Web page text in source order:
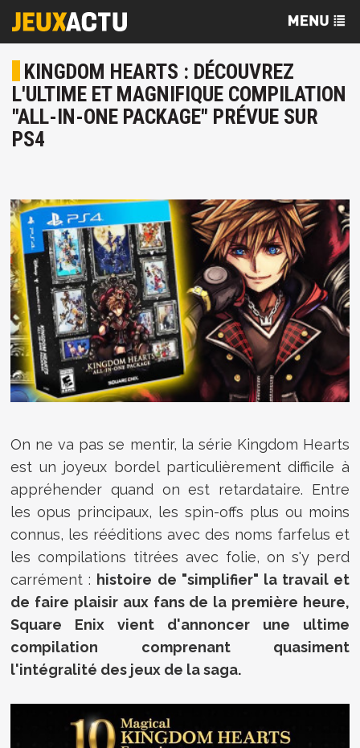
KINGDOM HEARTS : DÉCOUVREZ
L'ULTIME ET MAGNIFIQUE COMPILATION
"ALL-IN-ONE PACKAGE" PRÉVUE SUR
PS4
On ne va pas se mentir, la série Kingdom Hearts
est un joyeux bordel particulièrement difficile à
appréhender quand on est retardataire. Entre
les opus principaux, les spin-offs plus ou moins
connus, les rééditions avec des noms farfelus et
les compilations titrées avec folie, on s'y perd
carrément : histoire de "simplifier" la travail et
de faire plaisir aux fans de la première heure,
Square Enix vient d'annoncer une ultime
compilation comprenant quasiment
l'intégralité des jeux de la saga.